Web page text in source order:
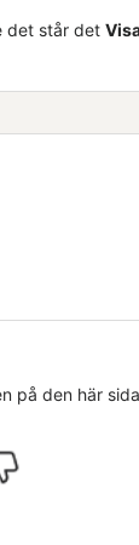
det står det
på den här